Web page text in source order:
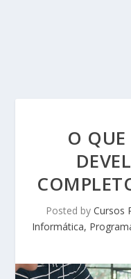
O
Posted by Cursos
Informática,